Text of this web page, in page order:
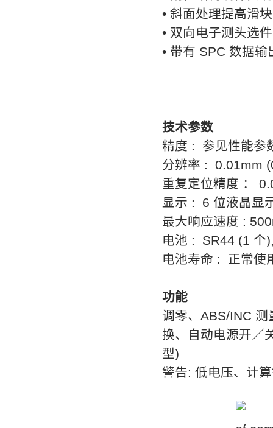
• 斜面处理提高滑
• 双向电子测头选
• 带有 SPC 数据输
技术参数
精度 : 参见性能参
分辨率 : 0.01mm
重复定位精度 ：
显示 : 6 位液晶显
最大响应速度 :
电池 : SR44 (1 个
电池寿命 : 正常使
功能
调零、 ABS/INC 测
换、自动电源开／
型)
警告: 低电压、计